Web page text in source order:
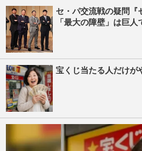
セ・パ交流戦の疑問『
「最大の障壁」は巨人
宝くじ当たる人だけが